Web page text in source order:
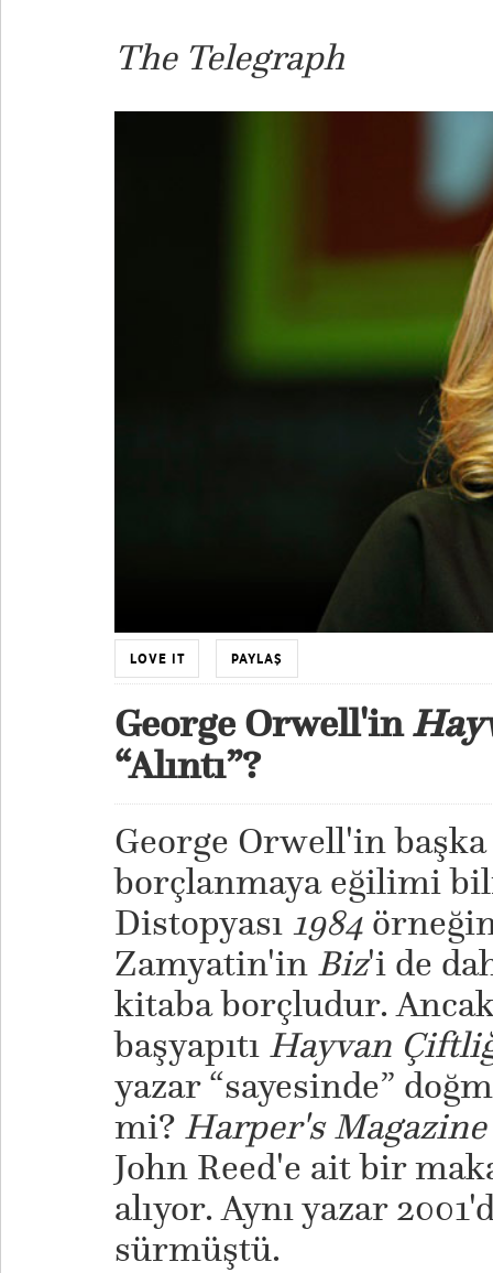
The Telegraph
LOVE IT PAYLAŞ
George Orwell'in
“Alıntı”?
George Orwell'in
borçlanmaya eğilimi
Distopyası 1984örneğin
Zamyatin'in Biz'i de
kitaba borçludur.
başyapıtı Hayvan
yazar “sayesinde”
mi? Harper's Magazine
John Reed'e ait bir
alıyor. Aynı yazar
sürmüştü.